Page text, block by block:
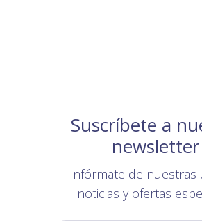
Suscríbete a
newsletter
Infórmate de nuestras
noticias y ofertas